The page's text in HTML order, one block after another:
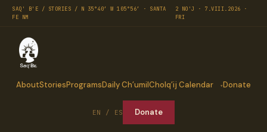
SAQ' B'E / STORIES / N 35°40′ W 105°56′ · SANTA
FE NM
2 NO'J · 7.VIII.2026 ·
FRI
AboutStoriesProgramsDaily Ch’umilCholq’ij Calendar Donate
EN / ES Donate